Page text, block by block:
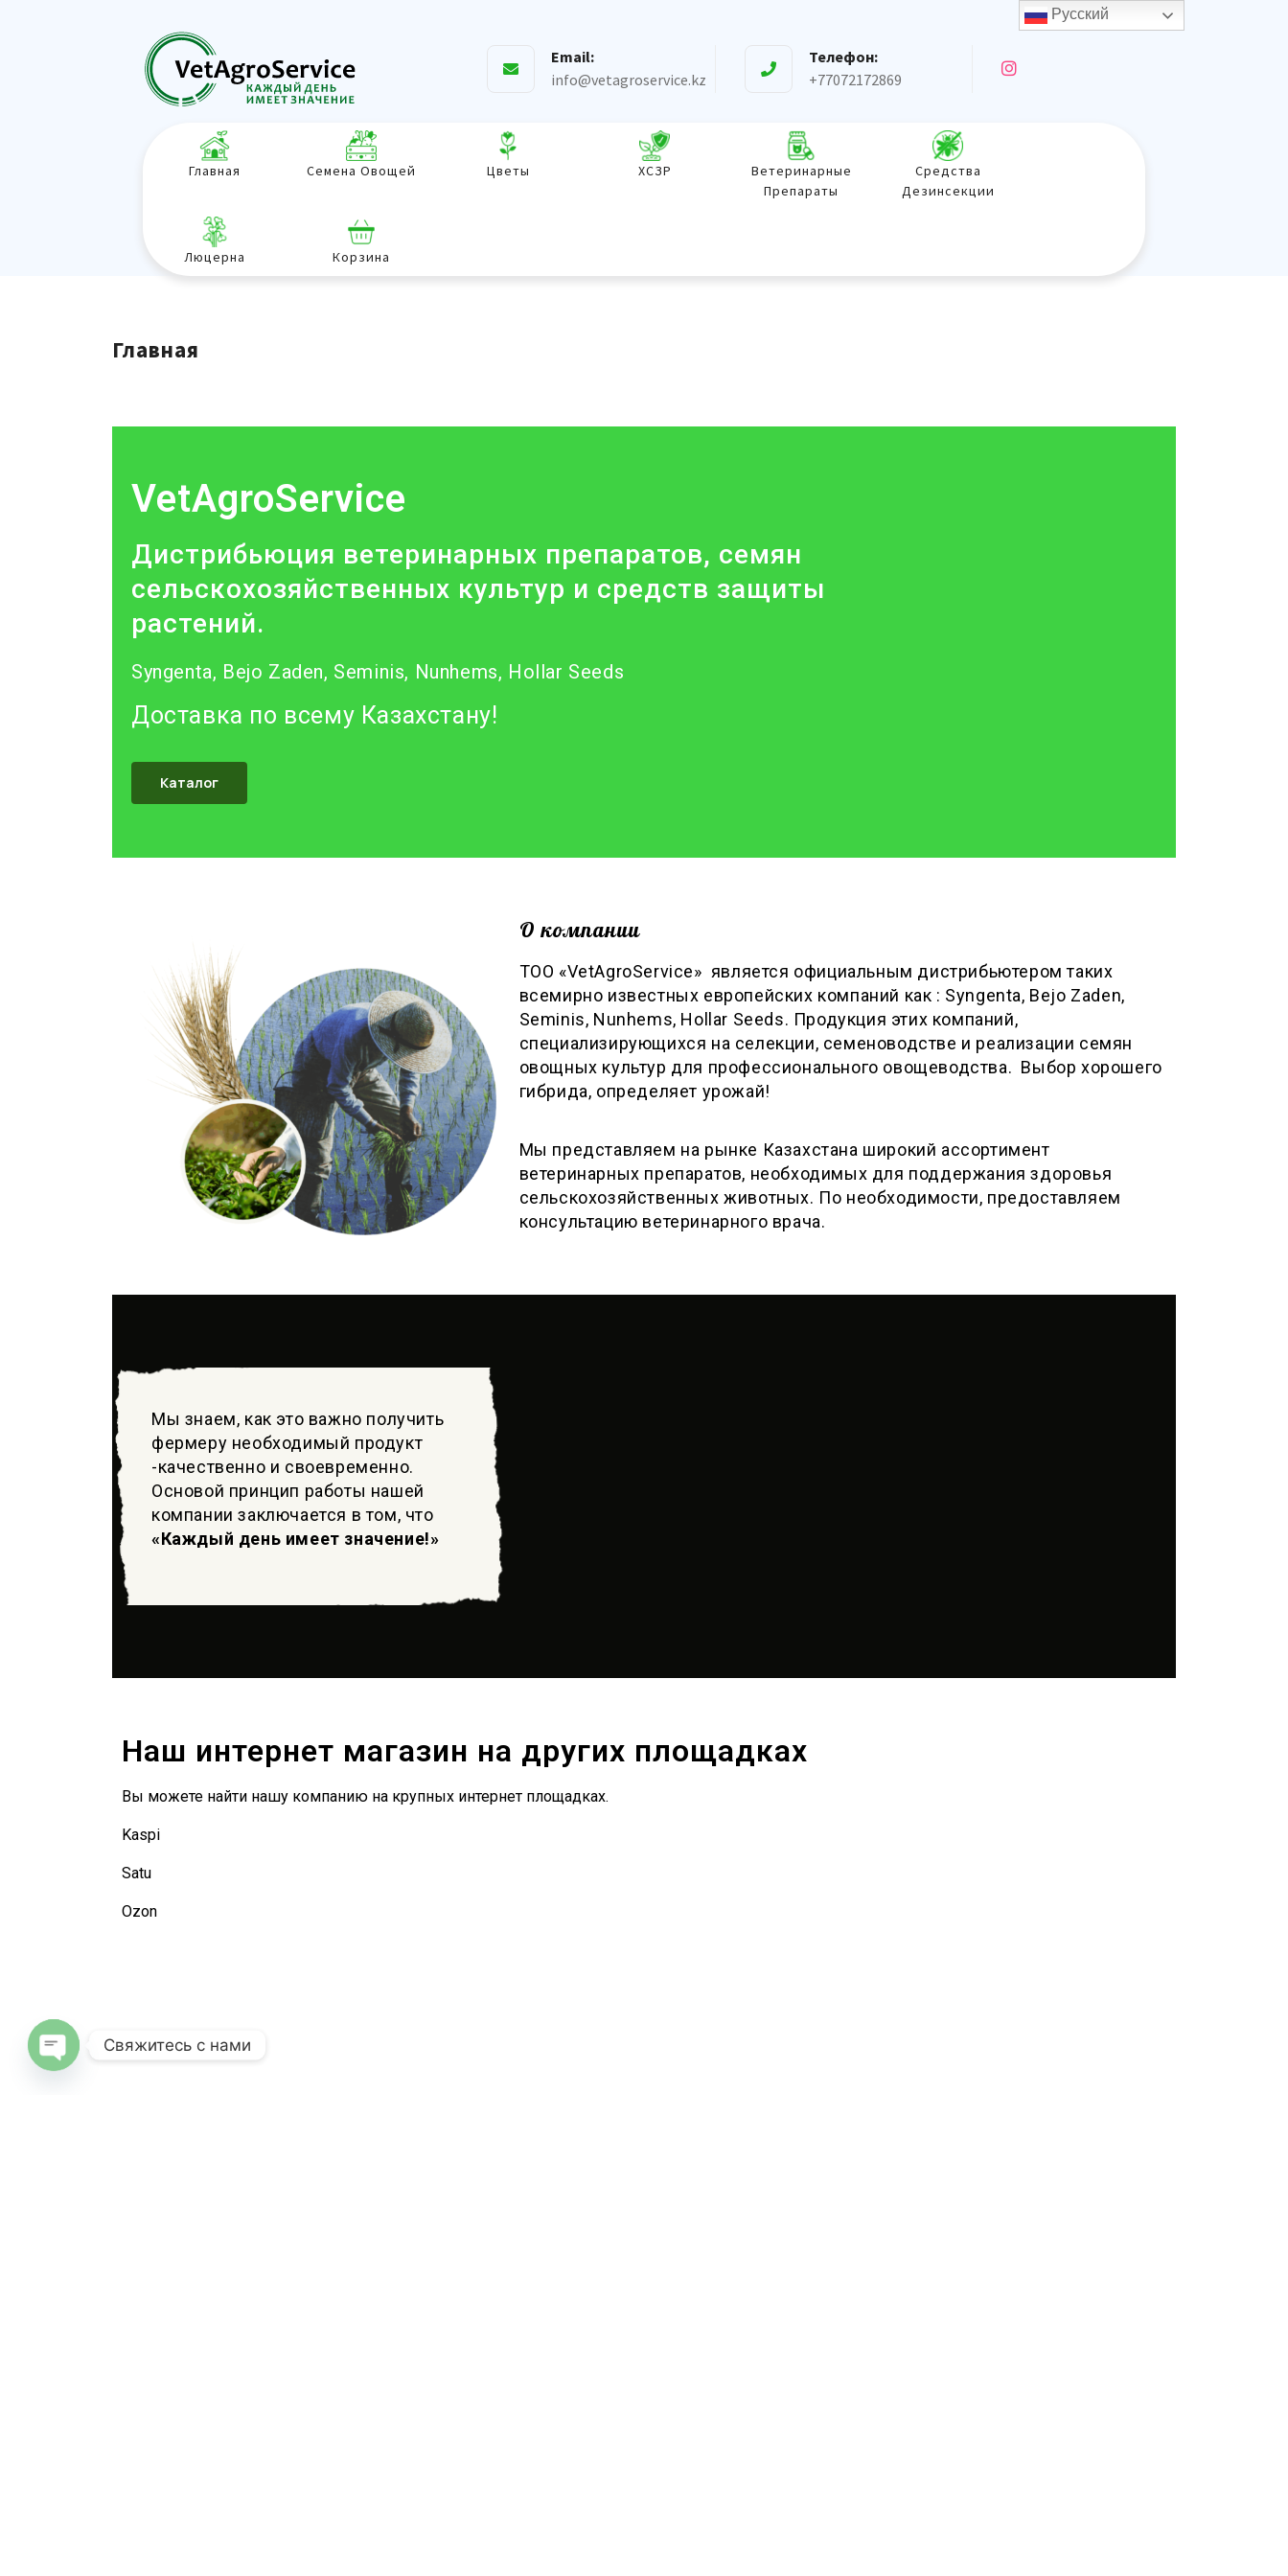
Email:
info@vetagroservice.kz
Телефон:
+77072172869
Главная Семена Овощей Цветы ХСЗР
Ветеринарные
Препараты
Средства
Дезинсекции
Люцерна Корзина
Главная
VetAgroService
Дистрибьюция ветеринарных препаратов, семян
сельскохозяйственных культур и средств защиты
растений.
Syngenta, Bejo Zaden, Seminis, Nunhems, Hollar Seeds
Доставка по всему Казахстану!
Каталог
О компании
ТОО «VetAgroService» является официальным дистрибьютером таких
всемирно известных европейских компаний как : Syngenta, Bejo Zaden,
Seminis, Nunhems, Hollar Seeds. Продукция этих компаний,
специализирующихся на селекции, семеноводстве и реализации семян
овощных культур для профессионального овощеводства. Выбор хорошего
гибрида, определяет урожай!
Мы представляем на рынке Казахстана широкий ассортимент
ветеринарных препаратов, необходимых для поддержания здоровья
сельскохозяйственных животных. По необходимости, предоставляем
консультацию ветеринарного врача.
Мы знаем, как это важно получить
фермеру необходимый продукт
-качественно и своевременно.
Основой принцип работы нашей
компании заключается в том, что
«Каждый день имеет значение!»
Наш интернет магазин на других площадках
Вы можете найти нашу компанию на крупных интернет площадках.
Kaspi
Satu
Ozon
Русский
Свяжитесь с нами
Open